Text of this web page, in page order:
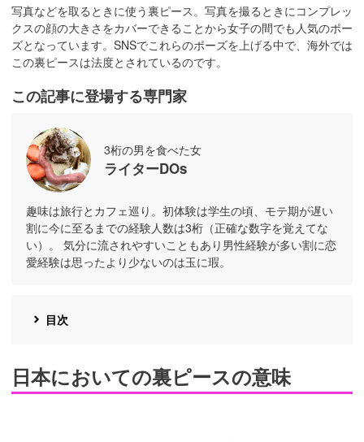
写真などを取るときに使う裏ピース。写真を撮るときにコンプレッ
クスの顔の大きさをカバーできることから女子の間でも人気のポー
ズとなっています。SNSでこれらのポーズを上げる中で、海外では
この裏ピースは法度とされているのです。
この記事に登場する専門家
3桁の男を食べた女
ライターDOs
趣味は旅行とカフェ巡り。初体験は学生の頃、モテ期が遅い
割に今に至るまでの経験人数は3桁（正確な数字を覚えてな
い）。 気分に流されやすいこともあり男性経験が多い割に恋
愛経験は思ったより少ないのは玉に瑕。
目次
日本においての裏ピースの意味